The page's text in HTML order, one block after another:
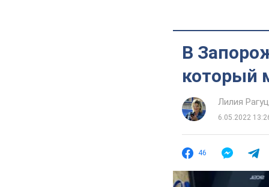
В
который
Лилия
6.05.2022
46